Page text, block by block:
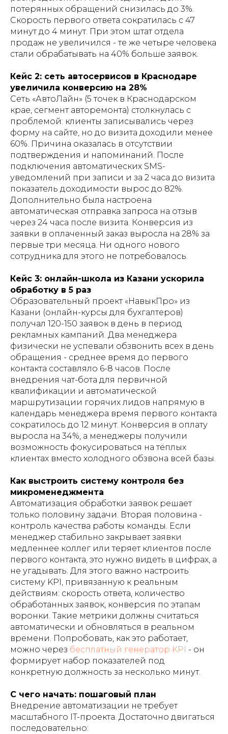
потерянных обращений снизилась до 3%.
Скорость первого ответа сократилась с 47
минут до 4 минут. При этом штат отдела
продаж не увеличился - те же четыре человека
стали обрабатывать на 40% больше заявок.
Кейс 2: сеть автосервисов в Краснодаре
увеличила конверсию на 28%
Сеть «АвтоЛайн» (5 точек в Краснодарском
крае, сегмент авторемонта) столкнулась с
проблемой: клиенты записывались через
форму на сайте, но до визита доходили менее
60%. Причина оказалась в отсутствии
подтверждения и напоминаний. После
подключения автоматических SMS-
уведомлений при записи и за 2 часа до визита
показатель доходимости вырос до 82%.
Дополнительно была настроена
автоматическая отправка запроса на отзыв
через 24 часа после визита. Конверсия из
заявки в оплаченный заказ выросла на 28% за
первые три месяца. Ни одного нового
сотрудника для этого не потребовалось.
Кейс 3: онлайн-школа из Казани ускорила
обработку в 5 раз
Образовательный проект «НавыкПро» из
Казани (онлайн-курсы для бухгалтеров)
получал 120-150 заявок в день в период
рекламных кампаний. Два менеджера
физически не успевали обзвонить всех в день
обращения - среднее время до первого
контакта составляло 6-8 часов. После
внедрения чат-бота для первичной
квалификации и автоматической
маршрутизации горячих лидов напрямую в
календарь менеджера время первого контакта
сократилось до 12 минут. Конверсия в оплату
выросла на 34%, а менеджеры получили
возможность фокусироваться на тёплых
клиентах вместо холодного обзвона всей базы.
Как выстроить систему контроля без
микроменеджмента
Автоматизация обработки заявок решает
только половину задачи. Вторая половина -
контроль качества работы команды. Если
менеджер стабильно закрывает заявки
медленнее коллег или теряет клиентов после
первого контакта, это нужно видеть в цифрах, а
не угадывать. Для этого важно настроить
систему KPI, привязанную к реальным
действиям: скорость ответа, количество
обработанных заявок, конверсия по этапам
воронки. Такие метрики должны считаться
автоматически и обновляться в реальном
времени. Попробовать, как это работает,
можно через бесплатный генератор KPI - он
формирует набор показателей под
конкретную должность за несколько минут.
С чего начать: пошаговый план
Внедрение автоматизации не требует
масштабного IT-проекта. Достаточно двигаться
последовательно: